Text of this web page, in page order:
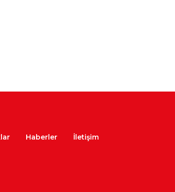
Haberler İletişim